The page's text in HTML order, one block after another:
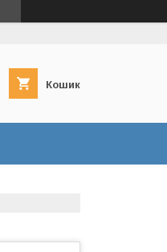
Кошик